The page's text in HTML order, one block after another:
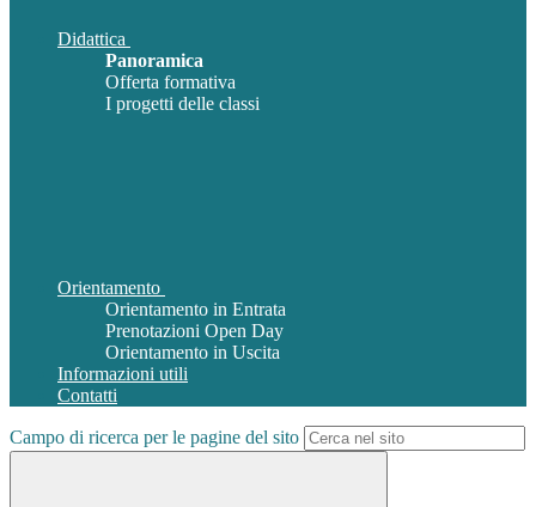
Didattica
Panoramica
Offerta formativa
I progetti delle classi
Orientamento
Orientamento in Entrata
Prenotazioni Open Day
Orientamento in Uscita
Informazioni utili
Contatti
Campo di ricerca per le pagine del sito